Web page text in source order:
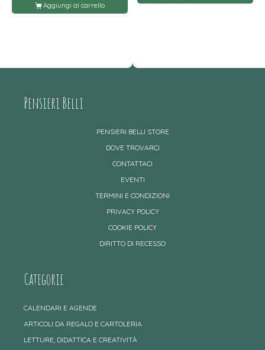
Aggiungi al carrello
Pensieri Belli
PENSIERI BELLI STORE
DOVE TROVARCI
CONTATTACI
EVENTI
TERMINI E CONDIZIONI
PRIVACY POLICY
COOKIE POLICY
DIRITTO DI RECESSO
Categorie
CALENDARI E AGENDE
ARTICOLI DA REGALO E CARTOLERIA
LETTURE, DIDATTICA E CREATIVITÀ